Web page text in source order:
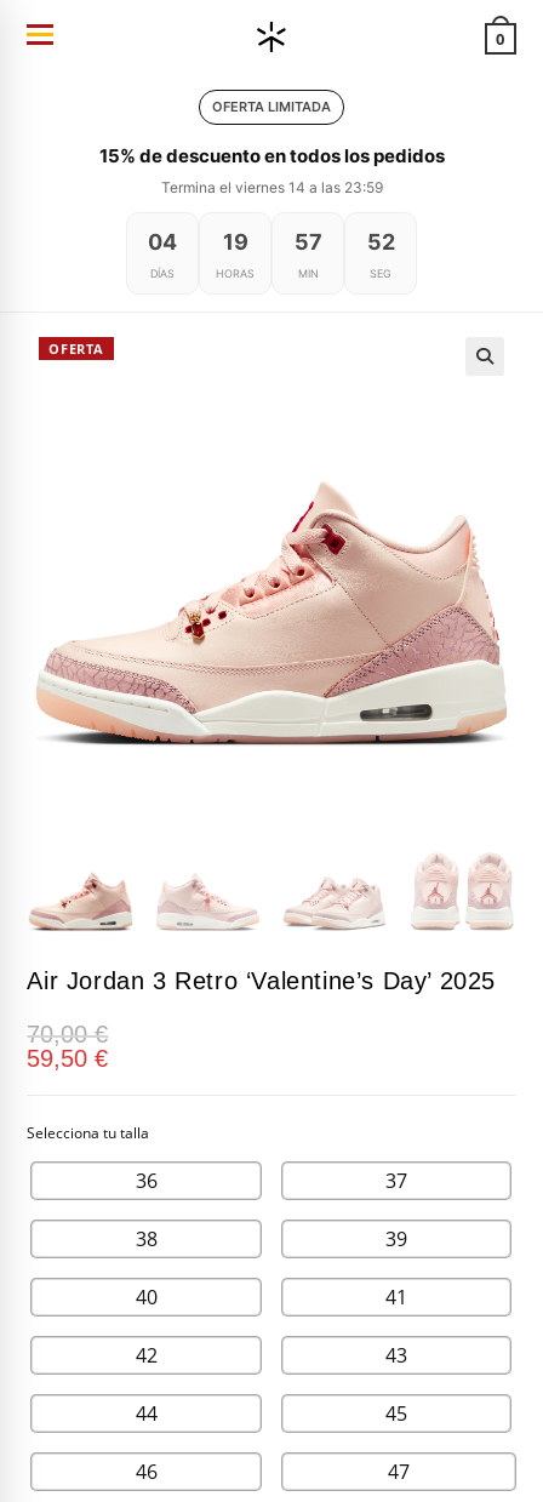
0
OFERTA LIMITADA
15% de descuento en todos los pedidos
Termina el viernes 14 a las 23:59
04
DÍAS
19
HORAS
57
MIN
52
SEG
OFERTA
Air Jordan 3 Retro ‘Valentine’s Day’ 2025
70,00€
59,50€
36 37
38 39
40 41
42 43
44 45
46 47